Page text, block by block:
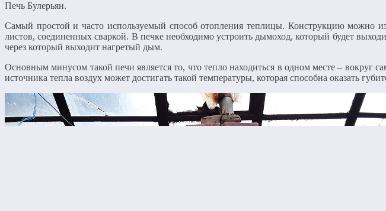
Печь Булерьян.
Самый простой и часто используемый способ отопления теплицы. Конструкцию можно
листов, соединенных сваркой. В печке необходимо устроить дымоход, который будет
через который выходит нагретый дым.
Основным минусом такой печи является то, что тепло находиться в одном месте – вокруг
источника тепла воздух может достигать такой температуры, которая способна оказать